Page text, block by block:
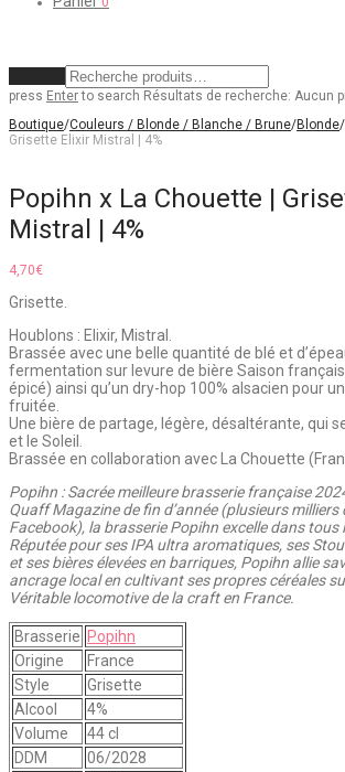
press Enterto search Résultats de recherche: Aucun
Boutique/Couleurs / Blonde / Blanche / Brune/Blonde/
Grisette Elixir Mistral | 4%
Popihn x La Chouette |
Mistral | 4%
4,70€
Grisette.
Houblons : Elixir, Mistral.
Brassée avec une belle quantité de blé et
fermentation sur levure de bière Saison
épicé) ainsi qu’un dry-hop 100% alsacien pour
fruitée.
Une bière de partage, légère, désaltérante, qui
et le Soleil.
Brassée en collaboration avec La Chouette
Popihn : Sacrée meilleure brasserie française
Quaff Magazine de fin d’année (plusieurs milliers
Facebook), la brasserie Popihn excelle dans tous
Réputée pour ses IPA ultra aromatiques, ses
et ses bières élevées en barriques, Popihn allie
ancrage local en cultivant ses propres céréales
Véritable locomotive de la craft en France.
Brasserie Popihn
Origine
France
Style
Grisette
Alcool
4%
Volume
44 cl
DDM
06/2028